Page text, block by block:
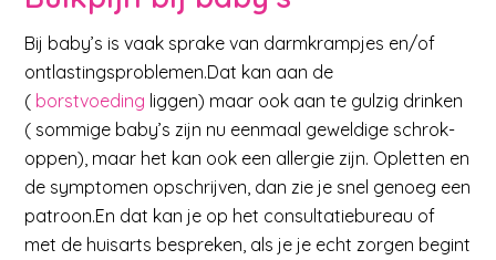
Bij baby’s is vaak sprake van darmkrampjes en/of
ontlastingsproblemen.Dat kan aan de
( borstvoeding liggen) maar ook aan te gulzig drinken
( sommige baby’s zijn nu eenmaal geweldige schrok-
oppen), maar het kan ook een allergie zijn. Opletten en
de symptomen opschrijven, dan zie je snel genoeg een
patroon.En dat kan je op het consultatiebureau of
met de huisarts bespreken, als je je echt zorgen begint